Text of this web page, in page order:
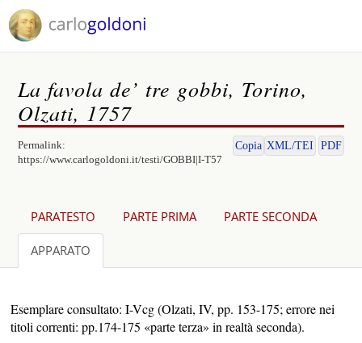
La favola de’ tre gobbi, Torino,
Olzati, 1757
Permalink:
https://www.carlogoldoni.it/testi/GOBBI|I-T57
Copia XML/TEI PDF
PARATESTO PARTE PRIMA PARTE SECONDA
APPARATO
Esemplare consultato: I-Vcg (Olzati, IV, pp. 153-175; errore nei
titoli correnti: pp.174-175 «parte terza» in realtà seconda).